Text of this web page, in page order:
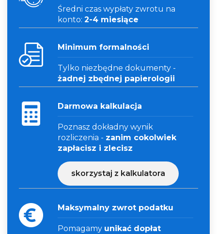
Średni czas wypłaty zwrotu na
konto: 2-4 miesiące
Minimum formalności
Tylko niezbędne dokumenty -
żadnej zbędnej papierologii
Darmowa kalkulacja
Poznasz dokładny wynik
rozliczenia - zanim cokolwiek
zapłacisz i zlecisz
skorzystaj z kalkulatora
Maksymalny zwrot podatku
Pomagamy unikać dopłat